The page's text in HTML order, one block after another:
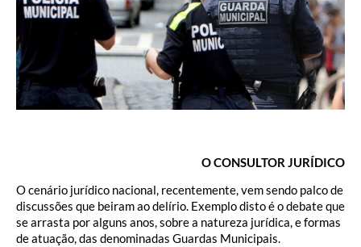
O CONSULTOR JURÍDICO
O cenário jurídico nacional, recentemente, vem sendo palco de
discussões que beiram ao delírio. Exemplo disto é o debate que
se arrasta por alguns anos, sobre a natureza jurídica, e formas
de atuação, das denominadas Guardas Municipais.